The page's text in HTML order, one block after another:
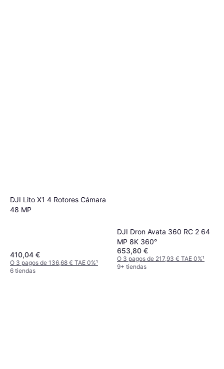
DJI Lito X1 4 Rotores Cámara
48 MP
410,04 €
O 3 pagos de 136,68 € TAE 0%¹
6 tiendas
DJI Dron Avata 360 RC 2 64
MP 8K 360°
653,80 €
O 3 pagos de 217,93 € TAE 0%¹
9+ tiendas